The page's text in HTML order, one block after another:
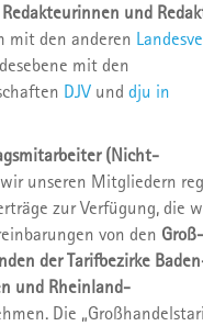
und
mit den anderen
mit den
DJV und dju in
(Nicht-
unseren Mitgliedern
zur Verfügung, die
von den
der Tarifbezirke
und Rheinland-
Die